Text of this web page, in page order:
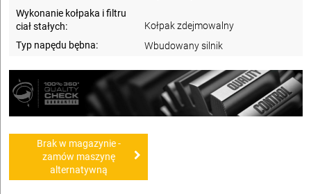
Wykonanie kołpaka i filtru
ciał stałych:
Kołpak zdejmowalny
Typ napędu bębna:
Wbudowany silnik
Brak w magazynie -
zamów maszynę
alternatywną